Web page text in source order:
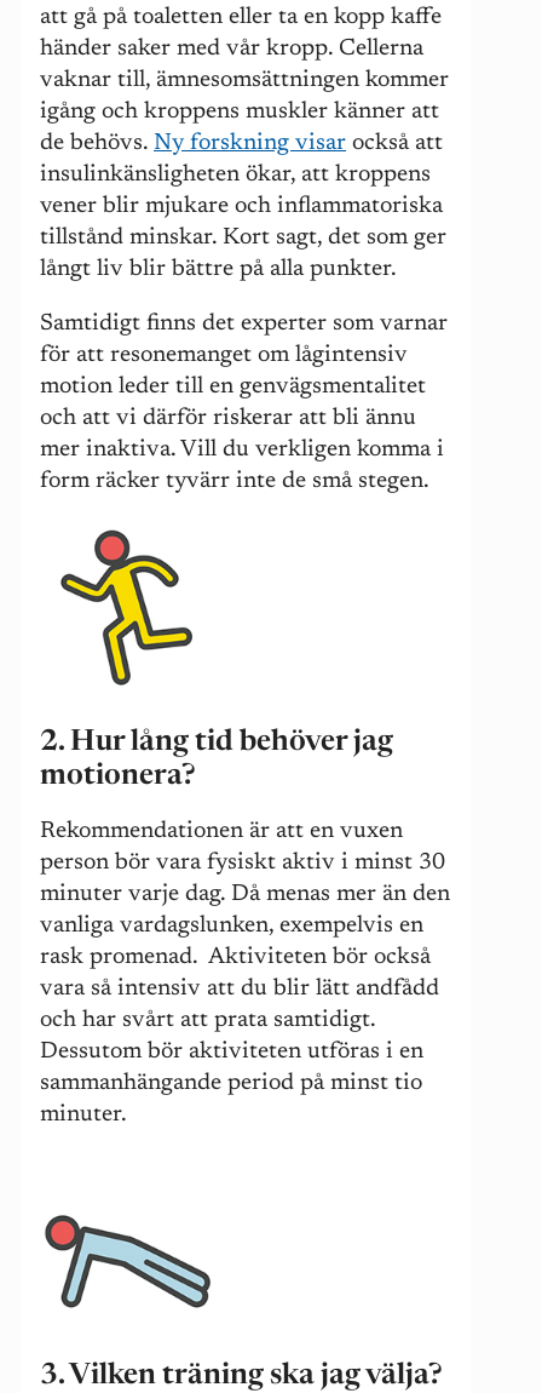
att gå på toaletten eller ta en kopp kaffe
händer saker med vår kropp. Cellerna
vaknar till, ämnesomsättningen kommer
igång och kroppens muskler känner att
de behövs. Ny forskning visar också att
insulinkänsligheten ökar, att kroppens
vener blir mjukare och inflammatoriska
tillstånd minskar. Kort sagt, det som ger
långt liv blir bättre på alla punkter.
Samtidigt finns det experter som varnar
för att resonemanget om lågintensiv
motion leder till en genvägsmentalitet
och att vi därför riskerar att bli ännu
mer inaktiva. Vill du verkligen komma i
form räcker tyvärr inte de små stegen.
2. Hur lång tid behöver jag
motionera?
Rekommendationen är att en vuxen
person bör vara fysiskt aktiv i minst 30
minuter varje dag. Då menas mer än den
vanliga vardagslunken, exempelvis en
rask promenad. Aktiviteten bör också
vara så intensiv att du blir lätt andfådd
och har svårt att prata samtidigt.
Dessutom bör aktiviteten utföras i en
sammanhängande period på minst tio
minuter.
3. Vilken träning ska jag välja?